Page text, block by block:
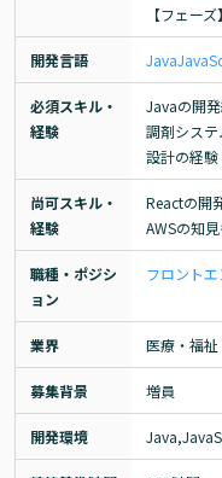
【フェー
開発言語 Java
必須スキル・
経験
Javaの開
調剤シス
設計の経験
尚可スキル・
経験
Reactの開
AWSの知
職種・ポジシ
ョン
フロント
業界 医療・福祉
募集背景 増員
開発環境